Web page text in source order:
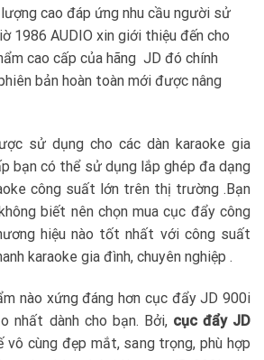
cao đáp ứng nhu cầu người sử
1986 AUDIO xin giới thiệu đến cho
cao cấp của hãng JD đó chính
bản hoàn toàn mới được nâng
sử dụng cho các dàn karaoke gia
bạn có thể sử dụng lắp ghép đa dạng
công suất lớn trên thị trường .Bạn
biết nên chọn mua cục đẩy công
hiệu nào tốt nhất với công suất
karaoke gia đình, chuyên nghiệp .
nào xứng đáng hơn cục đẩy JD 900i
nhất dành cho bạn. Bởi, cục đẩy JD
vô cùng đẹp mắt, sang trọng, phù hợp